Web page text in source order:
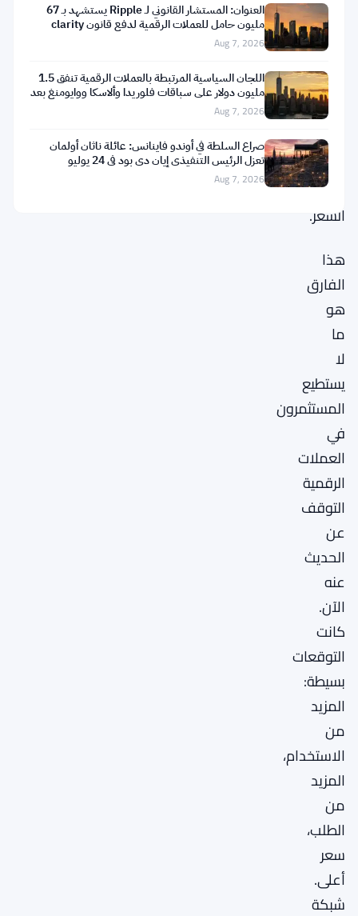
على
بنيته
التحتية.
مليارات
الدولارات.
بالكاد
تحرك
في
السعر.
هذا
الفارق
هو
ما
لا
يستطيع
المستثمرون
في
العملات
الرقمية
التوقف
عن
الحديث
عنه
الآن.
كانت
التوقعات
بسيطة:
المزيد
من
الاستخدام،
المزيد
من
الطلب،
سعر
أعلى.
شبكة
العنوان: المستشار القانوني لـ Ripple يستشهد بـ 67
مليون حامل للعملات الرقمية لدفع قانون clarity
Aug 7, 2026
اللجان السياسية المرتبطة بالعملات الرقمية تنفق 1.5
مليون دولار على سباقات فلوريدا وألاسكا ووايومنغ بعد
تعثر
Aug 7, 2026
صراع السلطة في أوندو فاينانس: عائلة ناثان أولمان
تعزل الرئيس التنفيذي إيان دي بود في 24 يوليو
Aug 7, 2026